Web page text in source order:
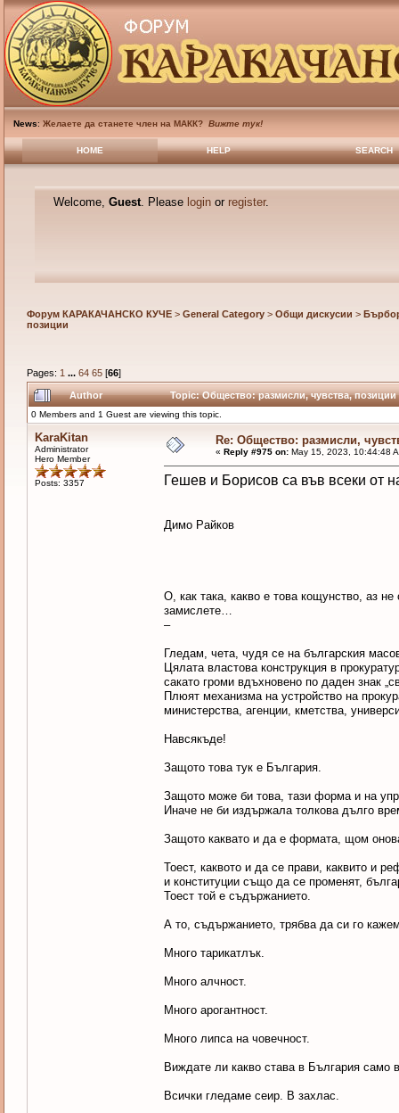
News: Желаете да станете член на МАКК? Вижте тук!
HOME HELP SEARCH
Welcome, Guest. Please loginor register.
Форум КАРАКАЧАНСКО КУЧЕ> General Category> Общи дискусии >
позиции
Pages: 1 ... 64 65[66]
Author Topic: Общество: размисли, чувства, позиции
0 Members and 1 Guest are viewing this topic.
KaraKitan
Administrator
Hero Member
Posts: 3357
Re: Общество: размисли,
« Reply #975 on:May 15, 2023, 10:44:48
Гешев и Борисов са във всеки от
Димо Райков
О, как така, какво е това кощунство, аз
замислете…
–
Гледам, чета, чудя се на българския
Цялата властова конструкция в
сакато громи вдъхновено по даден знак
Плюят механизма на устройство на
министерства, агенции, кметства,
Навсякъде!
Защото това тук е България.
Защото може би това, тази форма и на
Иначе не би издържала толкова дълго
Защото каквато и да е формата, щом
Тоест, каквото и да се прави, каквито и
и конституции също да се променят,
Тоест той е съдържанието.
А то, съдържанието, трябва да си го
Много тарикатлък.
Много алчност.
Много арогантност.
Много липса на човечност.
Виждате ли какво става в България само
Всички гледаме сеир. В захлас.